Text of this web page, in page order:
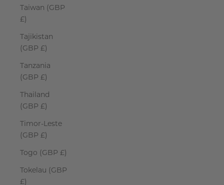
Taiwan (GBP
£)
Tajikistan
(GBP £)
Tanzania
(GBP £)
Thailand
(GBP £)
Timor-Leste
(GBP £)
Togo (GBP £)
Tokelau (GBP
£)